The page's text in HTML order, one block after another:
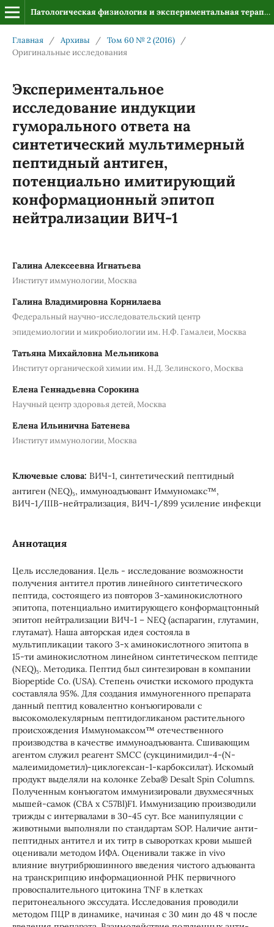
Патологическая физиология и экспериментальная терапия
Главная / Архивы / Том 60 № 2 (2016)
/
Оригинальные исследования
Экспериментальное
исследование индукции
гуморального ответа на
синтетический мультимерный
пептидный антиген,
потенциально имитирующий
конформационный эпитоп
нейтрализации ВИЧ-1
Галина Алексеевна Игнатьева
Институт иммунологии, Москва
Галина Владимировна Корнилаева
Федеральный научно-исследовательский центр
эпидемиологии и микробиологии им. Н.Ф. Гамалеи, Москва
Татьяна Михайловна Мельникова
Институт органической химии им. Н.Д. Зелинского, Москва
Елена Геннадьевна Сорокина
Научный центр здоровья детей, Москва
Елена Ильинична Батенева
Институт иммунологии, Москва
Ключевые слова: ВИЧ-1, синтетический пептидный
антиген (NEQ)₅, иммуноадъювант Иммуномакс™,
ВИЧ-1/IIIB-нейтрализация, ВИЧ-1/899 усиление инфекци
Аннотация
Цель исследования. Цель - исследование возможности
получения антител против линейного синтетического
пептида, состоящего из повторов 3-хаминокислотного
эпитопа, потенциально имитирующего конформацтонный
эпитоп нейтрализации ВИЧ-1 – NEQ (аспарагин, глутамин,
глутамат). Наша авторская идея состояла в
мультипликации такого 3-х аминокислотного эпитопа в
15-ти аминокислотном линейном синтетическом пептиде
(NEQ)₅. Методика. Пептид был синтезирован в компании
Biopeptide Co. (USA). Степень очистки искомого продукта
составляла 95%. Для создания иммуногенного препарата
данный пептид ковалентно конъюгировали с
высокомолекулярным пептидогликаном растительного
происхождения Иммуномаксом™ отечественного
производства в качестве иммуноадъюванта. Сшивающим
агентом служил реагент SMCC (сукцинимидил-4-(N-
малеимидометил)-циклогексан-1-карбоксилат). Искомый
продукт выделяли на колонке Zeba® Desalt Spin Columns.
Полученным конъюгатом иммунизировали двухмесячных
мышей-самок (CBA x C57Bl)F1. Иммунизацию производили
трижды с интервалами в 30-45 сут. Все манипуляции с
животными выполняли по стандартам SOP. Наличие анти-
пептидных антител и их титр в сыворотках крови мышей
оценивали методом ИФА. Оценивали также in vivo
влияние внутрибрюшинного введения чистого адъюванта
на транскрипцию информационной РНК первичного
провоспалительного цитокина TNF в клетках
перитонеального экссудата. Исследования проводили
методом ПЦР в динамике, начиная с 30 мин до 48 ч после